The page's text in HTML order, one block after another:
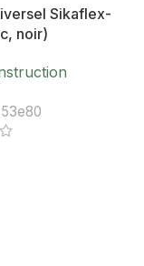
Sikaflex-
noir)